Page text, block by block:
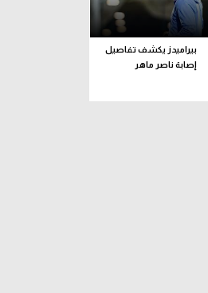
بيراميدز يكشف تفاصيل
إصابة ناصر ماهر